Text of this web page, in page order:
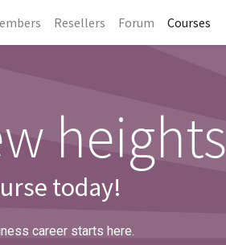
Resellers Forum Courses
heights
today!
career starts here.